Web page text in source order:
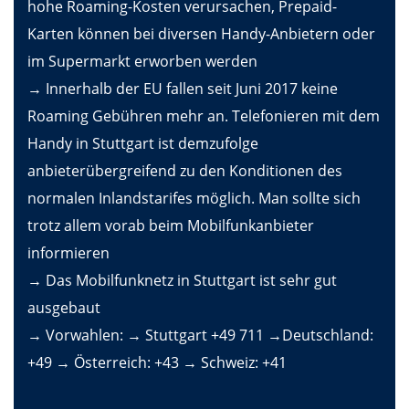
hohe Roaming-Kosten verursachen, Prepaid-
Karten können bei diversen Handy-Anbietern oder
im Supermarkt erworben werden
→ Innerhalb der EU fallen seit Juni 2017 keine
Roaming Gebühren mehr an. Telefonieren mit dem
Handy in Stuttgart ist demzufolge
anbieterübergreifend zu den Konditionen des
normalen Inlandstarifes möglich. Man sollte sich
trotz allem vorab beim Mobilfunkanbieter
informieren
→ Das Mobilfunknetz in Stuttgart ist sehr gut
ausgebaut
→ Vorwahlen: → Stuttgart +49 711 →Deutschland:
+49 → Österreich: +43 → Schweiz: +41